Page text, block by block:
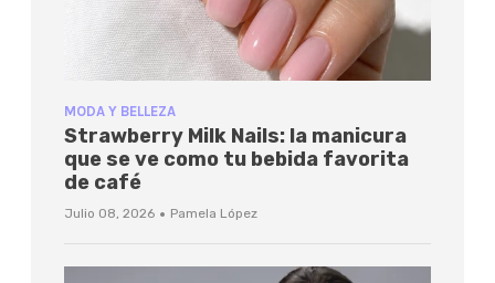
MODA Y BELLEZA
Strawberry Milk Nails: la manicura
que se ve como tu bebida favorita
de café
Julio 08, 2026 · Pamela López